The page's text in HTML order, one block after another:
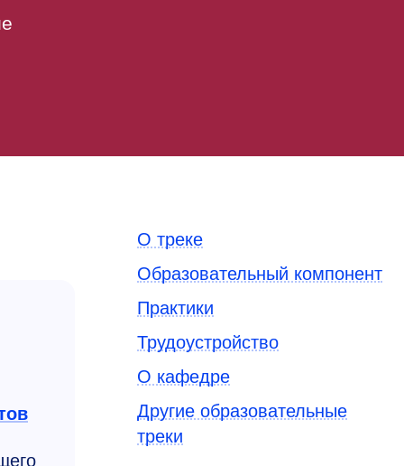
О треке
Образовательный компонент
Практики
Трудоустройство
О кафедре
Другие образовательные
треки